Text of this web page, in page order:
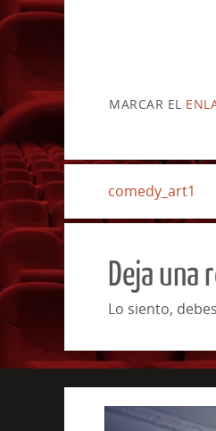
MARCAR EL
comedy_art1
Deja una
Lo siento,